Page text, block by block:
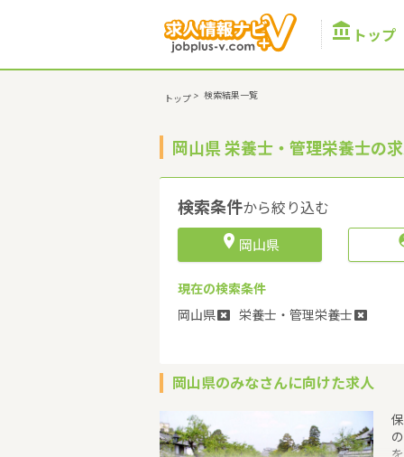
 トップ
トップ > 検索結果一覧
岡山県 栄養士・管理栄養士の
検索条件から絞り込む
 岡山県
現在の検索条件
岡山県
栄養士・管理栄養士
岡山県のみなさんに向けた求人